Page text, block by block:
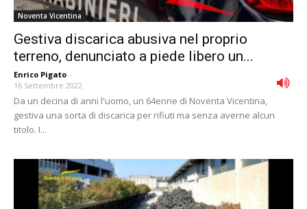
Noventa Vicentina
Gestiva discarica abusiva nel proprio
terreno, denunciato a piede libero un...
Enrico Pigato -
16 Settembre 2022
Da un decina di anni l'uomo, un 64enne di Noventa Vicentina,
gestiva una sorta di discarica per rifiuti ma senza averne alcun
titolo. I...